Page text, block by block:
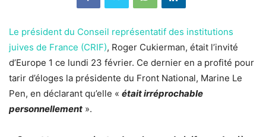
Le président du Conseil représentatif des institutions
juives de France (CRIF), Roger Cukierman, était l’invité
d’Europe 1 ce lundi 23 février. Ce dernier en a profité pour
tarir d’éloges la présidente du Front National, Marine Le
Pen, en déclarant qu’elle « était irréprochable
personnellement ».